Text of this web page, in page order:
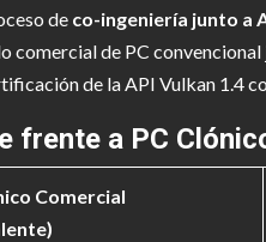
de co-ingeniería junto a
comercial de PC
de la API Vulkan 1.4
frente a PC
Comercial